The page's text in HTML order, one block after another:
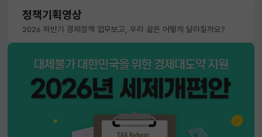
정책기획영상
2026 하반기 경제정책 업무보고, 우리 삶은 어떻게 달라질까요?